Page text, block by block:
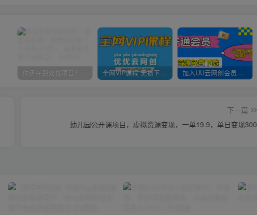
你还在到处找项目？还在当韭菜？我靠卖项目一个月收入5万+，曾经我也是个失败者。 全网VIP课程 无损下载~ 加入UU云网创会员，全站资源免费学习。
下一篇
幼儿园公开课项目，虚拟资源变现，一单19.9，单日变现300